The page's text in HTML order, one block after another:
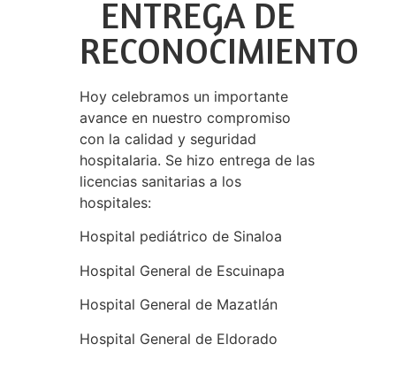
ENTREGA DE
RECONOCIMIENTO
Hoy celebramos un importante
avance en nuestro compromiso
con la calidad y seguridad
hospitalaria. Se hizo entrega de las
licencias sanitarias a los
hospitales:
Hospital pediátrico de Sinaloa
Hospital General de Escuinapa
Hospital General de Mazatlán
Hospital General de Eldorado